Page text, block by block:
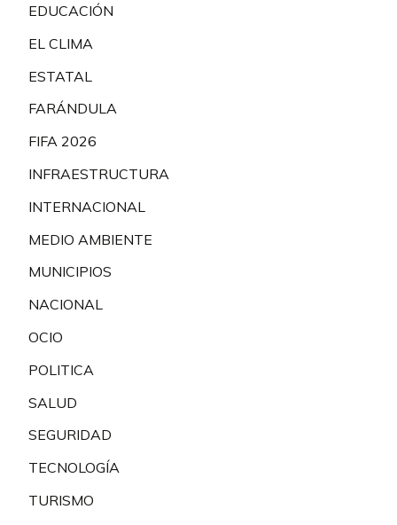
EDUCACIÓN
EL CLIMA
ESTATAL
FARÁNDULA
FIFA 2026
INFRAESTRUCTURA
INTERNACIONAL
MEDIO AMBIENTE
MUNICIPIOS
NACIONAL
OCIO
POLITICA
SALUD
SEGURIDAD
TECNOLOGÍA
TURISMO